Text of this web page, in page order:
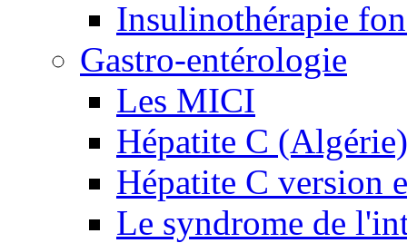
Insulinothérapie
Gastro-entérologie
Les MICI
Hépatite C (Algérie)
Hépatite C version
Le syndrome de